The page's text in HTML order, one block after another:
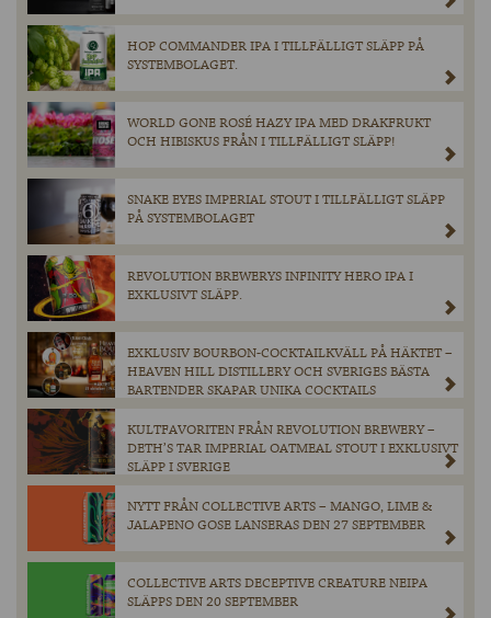
HOP COMMANDER IPA I TILLFÄLLIGT SLÄPP PÅ
SYSTEMBOLAGET.
WORLD GONE ROSÉ HAZY IPA MED DRAKFRUKT
OCH HIBISKUS FRÅN I TILLFÄLLIGT SLÄPP!
SNAKE EYES IMPERIAL STOUT I TILLFÄLLIGT SLÄPP
PÅ SYSTEMBOLAGET
REVOLUTION BREWERYS INFINITY HERO IPA I
EXKLUSIVT SLÄPP.
EXKLUSIV BOURBON-COCKTAILKVÄLL PÅ HÄKTET –
HEAVEN HILL DISTILLERY OCH SVERIGES BÄSTA
BARTENDER SKAPAR UNIKA COCKTAILS
KULTFAVORITEN FRÅN REVOLUTION BREWERY –
DETH’S TAR IMPERIAL OATMEAL STOUT I EXKLUSIVT
SLÄPP I SVERIGE
NYTT FRÅN COLLECTIVE ARTS – MANGO, LIME &
JALAPENO GOSE LANSERAS DEN 27 SEPTEMBER
COLLECTIVE ARTS DECEPTIVE CREATURE NEIPA
SLÄPPS DEN 20 SEPTEMBER